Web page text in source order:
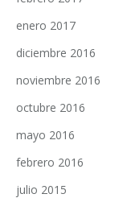
enero 2017
diciembre 2016
noviembre 2016
octubre 2016
mayo 2016
febrero 2016
julio 2015